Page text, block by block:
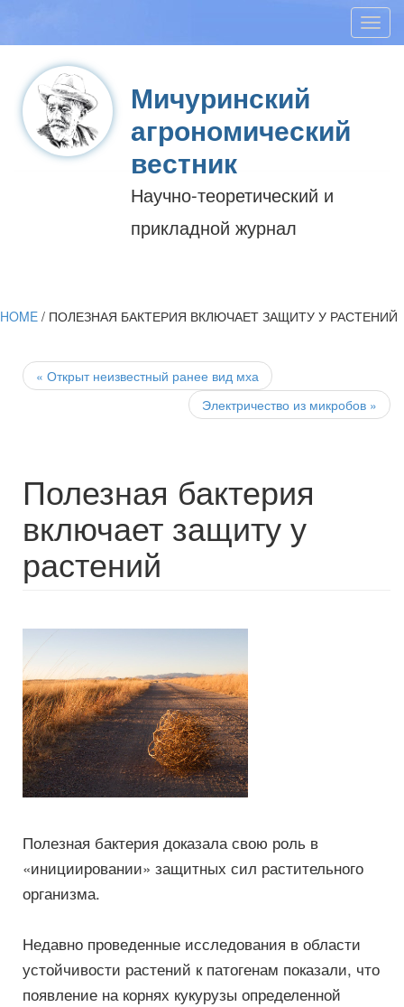
Мичуринский
агрономический
вестник
Научно-теоретический и
прикладной журнал
HOME / ПОЛЕЗНАЯ БАКТЕРИЯ ВКЛЮЧАЕТ ЗАЩИТУ У РАСТЕНИЙ
Post
navigation
« Открыт неизвестный ранее вид мха
Электричество из микробов »
Полезная бактерия
включает защиту у
растений
Полезная бактерия доказала свою роль в
«инициировании» защитных сил растительного
организма.
Недавно проведенные исследования в области
устойчивости растений к патогенам показали, что
появление на корнях кукурузы определенной